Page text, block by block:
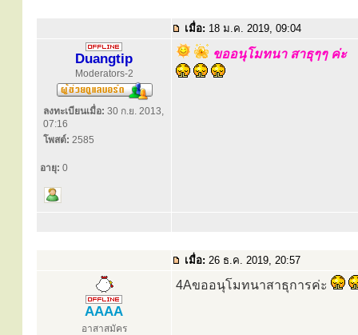
เมื่อ: 18 ม.ค. 2019, 09:04
Duangtip
Moderators-2
ลงทะเบียนเมื่อ: 30 ก.ย. 2013,
07:16
โพสต์: 2585
อายุ: 0
ขออนุโมทนา สาธุๆๆ ค่ะ
เมื่อ: 26 ธ.ค. 2019, 20:57
AAAA
อาสาสมัคร
4Aขออนุโมทนาสาธุการค่ะ